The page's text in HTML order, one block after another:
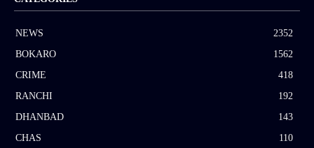
NEWS
2352
BOKARO
1562
CRIME
418
RANCHI
192
DHANBAD
143
CHAS
110